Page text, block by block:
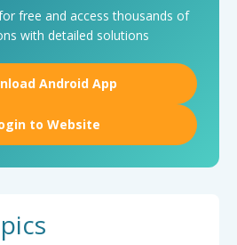
free and access thousands of
with detailed solutions
Android App
to Website